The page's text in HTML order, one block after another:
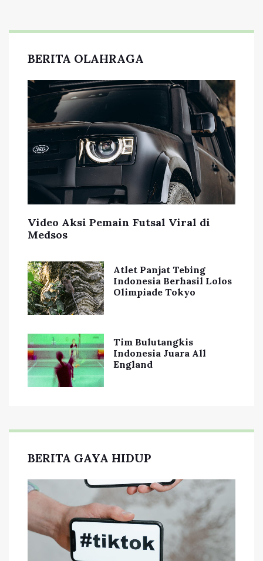
BERITA OLAHRAGA
Video Aksi Pemain Futsal Viral di
Medsos
Atlet Panjat Tebing
Indonesia Berhasil Lolos
Olimpiade Tokyo
Tim Bulutangkis
Indonesia Juara All
England
BERITA GAYA HIDUP